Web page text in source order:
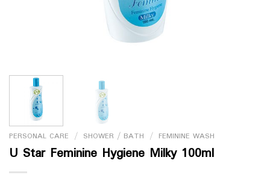
PERSONAL CARE / SHOWER / BATH / FEMININE WASH
U Star Feminine Hygiene Milky 100ml